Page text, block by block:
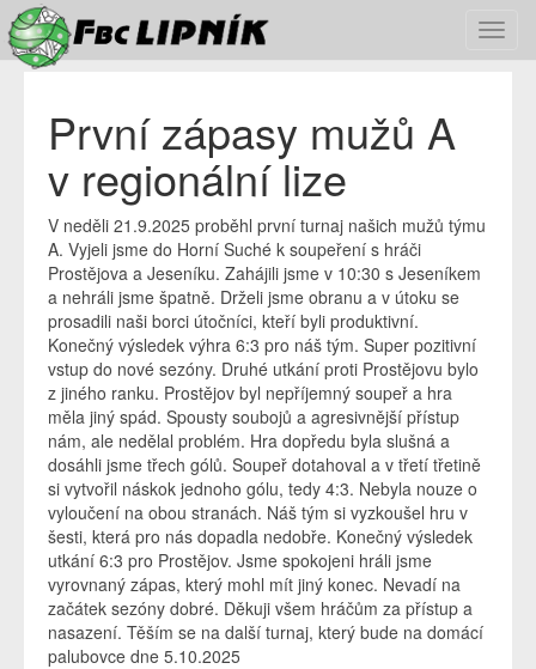
První zápasy mužů A
v regionální lize
V neděli 21.9.2025 proběhl první turnaj našich mužů týmu
A. Vyjeli jsme do Horní Suché k soupeření s hráči
Prostějova a Jeseníku. Zahájili jsme v 10:30 s Jeseníkem
a nehráli jsme špatně. Drželi jsme obranu a v útoku se
prosadili naši borci útočníci, kteří byli produktivní.
Konečný výsledek výhra 6:3 pro náš tým. Super pozitivní
vstup do nové sezóny. Druhé utkání proti Prostějovu bylo
z jiného ranku. Prostějov byl nepříjemný soupeř a hra
měla jiný spád. Spousty soubojů a agresivnější přístup
nám, ale nedělal problém. Hra dopředu byla slušná a
dosáhli jsme třech gólů. Soupeř dotahoval a v třetí třetině
si vytvořil náskok jednoho gólu, tedy 4:3. Nebyla nouze o
vyloučení na obou stranách. Náš tým si vyzkoušel hru v
šesti, která pro nás dopadla nedobře. Konečný výsledek
utkání 6:3 pro Prostějov. Jsme spokojeni hráli jsme
vyrovnaný zápas, který mohl mít jiný konec. Nevadí na
začátek sezóny dobré. Děkuji všem hráčům za přístup a
nasazení. Těším se na další turnaj, který bude na domácí
palubovce dne 5.10.2025